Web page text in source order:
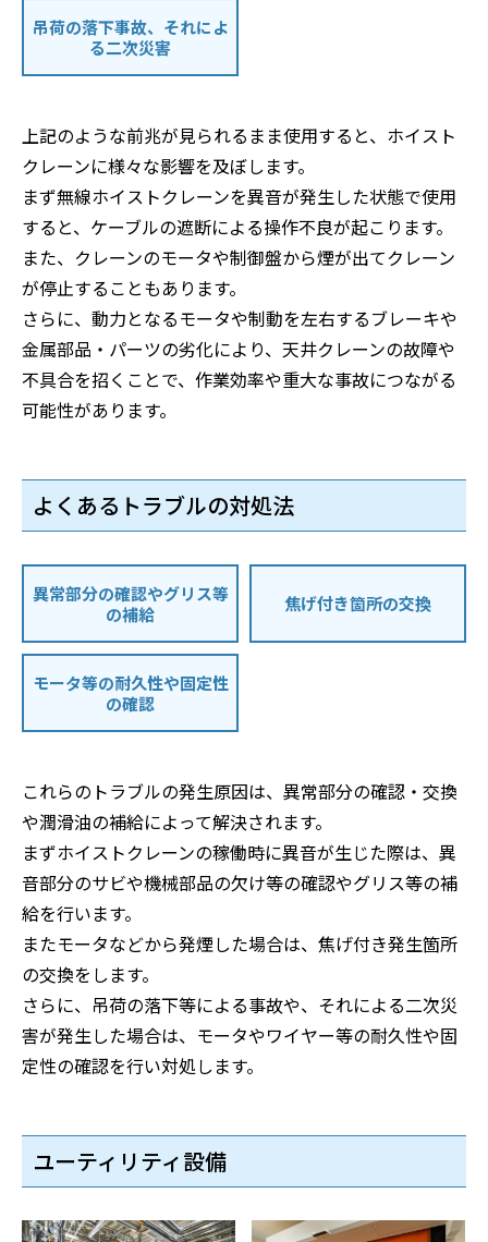
吊荷の落下事故、それによ
る二次災害
上記のような前兆が見られるまま使用すると、ホイスト
クレーンに様々な影響を及ぼします。
まず無線ホイストクレーンを異音が発生した状態で使用
すると、ケーブルの遮断による操作不良が起こります。
また、クレーンのモータや制御盤から煙が出てクレーン
が停止することもあります。
さらに、動力となるモータや制動を左右するブレーキや
金属部品・パーツの劣化により、天井クレーンの故障や
不具合を招くことで、作業効率や重大な事故につながる
可能性があります。
よくあるトラブルの対処法
異常部分の確認やグリス等
の補給
焦げ付き箇所の交換
モータ等の耐久性や固定性
の確認
これらのトラブルの発生原因は、異常部分の確認・交換
や潤滑油の補給によって解決されます。
まずホイストクレーンの稼働時に異音が生じた際は、異
音部分のサビや機械部品の欠け等の確認やグリス等の補
給を行います。
またモータなどから発煙した場合は、焦げ付き発生箇所
の交換をします。
さらに、吊荷の落下等による事故や、それによる二次災
害が発生した場合は、モータやワイヤー等の耐久性や固
定性の確認を行い対処します。
ユーティリティ設備